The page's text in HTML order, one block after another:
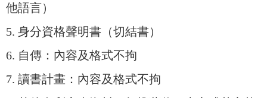
他語言）
5. 身分資格聲明書（切結書）
6. 自傳：內容及格式不拘
7. 讀書計畫：內容及格式不拘